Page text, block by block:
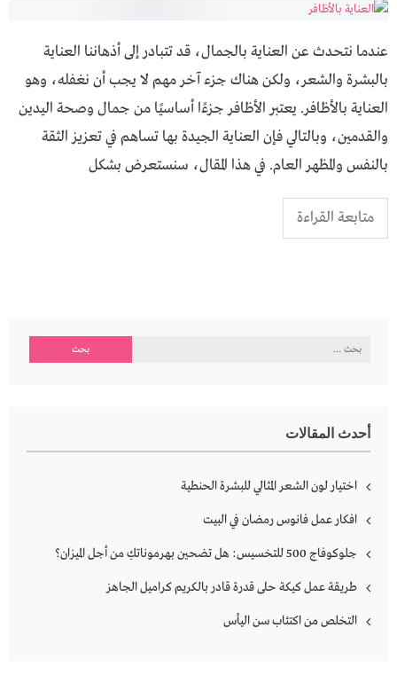
عندما نتحدث عن العناية بالجمال، قد تتبادر إلى أذهاننا العناية
بالبشرة والشعر، ولكن هناك جزء آخر مهم لا يجب أن نغفله، وهو
العناية بالأظافر. يعتبر الأظافر جزءًا أساسيًا من جمال وصحة اليدين
والقدمين، وبالتالي فإن العناية الجيدة بها تساهم في تعزيز الثقة
بالنفس والمظهر العام. في هذا المقال، سنستعرض بشكل
متابعة القراءة
البحث
أحدث المقالات
اختيار لون الشعر المثالي للبشرة الحنطية
افكار عمل فانوس رمضان في البيت
جلوكوفاج 500 للتخسيس: هل تضحين بهرموناتكِ من أجل الميزان؟
طريقة عمل كيكة حلى قدرة قادر بالكريم كراميل الجاهز
التخلص من اكتئاب سن اليأس